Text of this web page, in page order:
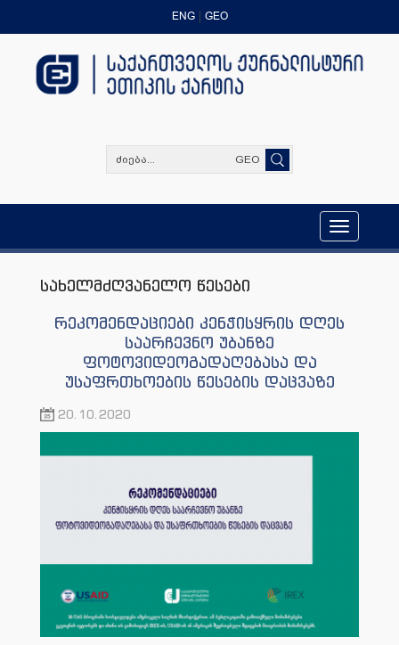
ENG GEO
GEO
Toggle
navigation
სახელმძღვანელო წესები
რეკომენდაციები კენჭისყრის დღეს
საარჩევნო უბანზე
ფოტოვიდეოგადაღებასა და
უსაფრთხოების წესების დაცვაზე
20.10.2020